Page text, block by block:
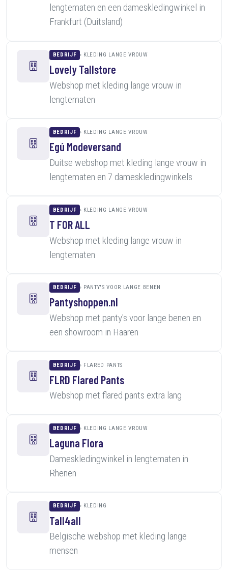
lengtematen en een dameskledingwinkel in
Frankfurt (Duitsland)
BEDRIJF KLEDING LANGE VROUW
Lovely Tallstore
Webshop met kleding lange vrouw in
lengtematen
BEDRIJF KLEDING LANGE VROUW
Egú Modeversand
Duitse webshop met kleding lange vrouw in
lengtematen en 7 dameskledingwinkels
BEDRIJF KLEDING LANGE VROUW
T FOR ALL
Webshop met kleding lange vrouw in
lengtematen
BEDRIJF PANTY'S VOOR LANGE BENEN
Pantyshoppen.nl
Webshop met panty's voor lange benen en
een showroom in Haaren
BEDRIJF FLARED PANTS
FLRD Flared Pants
Webshop met flared pants extra lang
BEDRIJF KLEDING LANGE VROUW
Laguna Flora
Dameskledingwinkel in lengtematen in
Rhenen
BEDRIJF KLEDING
Tall4all
Belgische webshop met kleding lange
mensen